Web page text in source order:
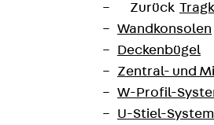
Zurück
Wandkonsolen
Deckenbügel
Zentral- und
W-Profil-
U-Stiel-System